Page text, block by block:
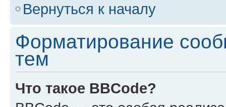
Вернуться к началу
Форматирование
тем
Что такое BBCode?